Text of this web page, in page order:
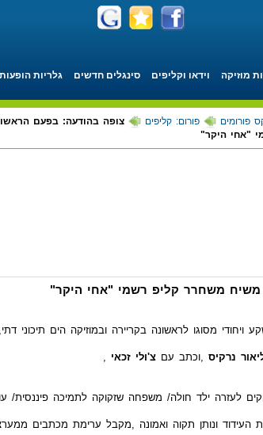
מוזיקה וידאו וקליפים סינגלים חדשים גלריות הופעות
פורומים פורום: קליפים
צופה בהודעה: בפעם
"אחי היקר"
משיח משחרר קליפ רשמי "אחי היקר"
ויחודי מסוגו לראשונה בקריירה ובמוזיקה הים תיכוני דתי,
נרקיס ,וכתב עם צ'ולי זכאי ,
לעזרה ילד חולה/ משפחה שזקוקה לתמיכה פיננסית/
ונותן תקוה ואמונה ,מקבל ערימת מכתבים